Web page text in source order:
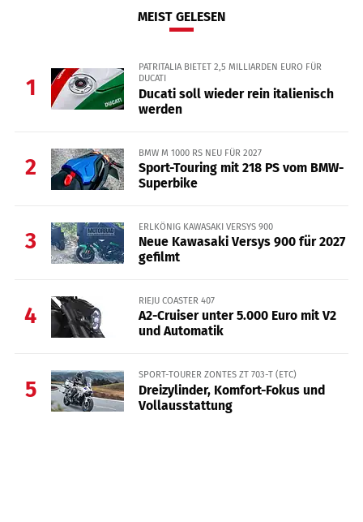
MEIST GELESEN
1
PATRITALIA BIETET 2,5 MILLIARDEN EURO FÜR
DUCATI
Ducati soll wieder rein italienisch
werden
2
BMW M 1000 RS NEU FÜR 2027
Sport-Touring mit 218 PS vom BMW-
Superbike
3
ERLKÖNIG KAWASAKI VERSYS 900
Neue Kawasaki Versys 900 für 2027
gefilmt
4
RIEJU COASTER 407
A2-Cruiser unter 5.000 Euro mit V2
und Automatik
5
SPORT-TOURER ZONTES ZT 703-T (ETC)
Dreizylinder, Komfort-Fokus und
Vollausstattung